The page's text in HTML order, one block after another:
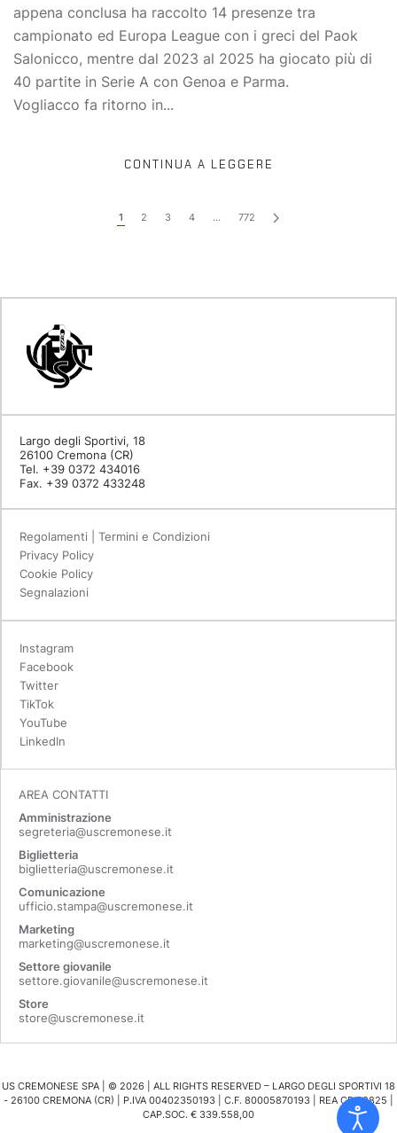
appena conclusa ha raccolto 14 presenze tra
campionato ed Europa League con i greci del Paok
Salonicco, mentre dal 2023 al 2025 ha giocato più di
40 partite in Serie A con Genoa e Parma.
Vogliacco fa ritorno in...
CONTINUA A LEGGERE
1 2 3 4 … 772
Largo degli Sportivi, 18
26100 Cremona (CR)
Tel. +39 0372 434016
Fax. +39 0372 433248
Regolamenti | Termini e Condizioni
Privacy Policy
Cookie Policy
Segnalazioni
Instagram
Facebook
Twitter
TikTok
YouTube
LinkedIn
AREA CONTATTI
Amministrazione
segreteria@uscremonese.it
Biglietteria
biglietteria@uscremonese.it
Comunicazione
ufficio.stampa@uscremonese.it
Marketing
marketing@uscremonese.it
Settore giovanile
settore.giovanile@uscremonese.it
Store
store@uscremonese.it
US CREMONESE SPA | © 2026 | ALL RIGHTS RESERVED – LARGO DEGLI SPORTIVI 18
- 26100 CREMONA (CR) | P.IVA 00402350193 | C.F. 80005870193 | REA CR 98825 |
CAP.SOC. € 339.558,00